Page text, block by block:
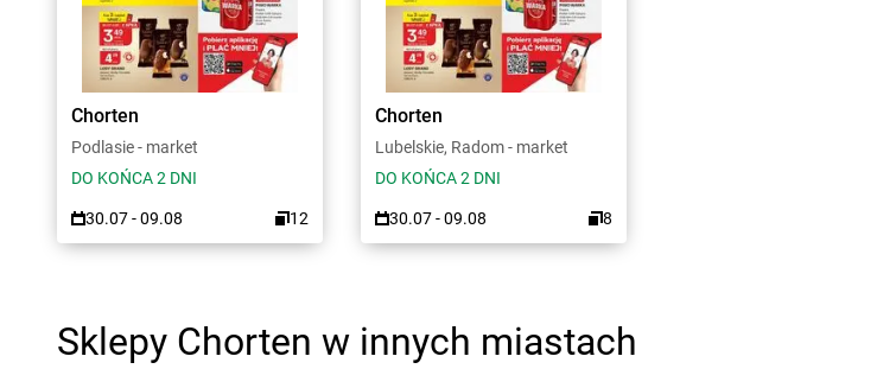
Chorten
Podlasie - market
DO KOŃCA 2 DNI
30.07 - 09.08 12
Chorten
Lubelskie, Radom - market
DO KOŃCA 2 DNI
30.07 - 09.08 8
Sklepy Chorten w innych miastach